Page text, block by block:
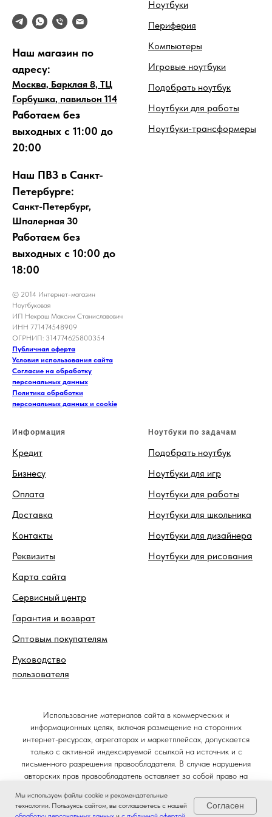
Наш магазин по
адресу:
Москва, Барклая 8, ТЦ
Горбушка, павильон 114
Работаем без
выходных с 11:00 до
20:00
Наш ПВЗ в Санкт-
Петербурге:
Санкт-Петербург,
Шпалерная 30
Работаем без
выходных с 10:00 до
18:00
© 2014 Интернет-магазин
Ноутбуковая
ИП Некраш Максим Станиславович
ИНН 771474548909
ОГРНИП: 314774625800354
Публичная оферта
Условия использования сайта
Согласие на обработку
персональных данных
Политика обработки
персональных данных и cookie
Ноутбуки
Периферия
Компьютеры
Игровые ноутбуки
Подобрать ноутбук
Ноутбуки для работы
Ноутбуки-трансформеры
Информация
Кредит
Бизнесу
Оплата
Доставка
Контакты
Реквизиты
Карта сайта
Сервисный центр
Гарантия и возврат
Оптовым покупателям
Руководство
пользователя
Ноутбуки по задачам
Подобрать ноутбук
Ноутбуки для игр
Ноутбуки для работы
Ноутбуки для школьника
Ноутбуки для дизайнера
Ноутбуки для рисования
Использование материалов сайта в коммерческих и
информационных целях, включая размещение на сторонних
интернет-ресурсах, агрегаторах и маркетплейсах, допускается
только с активной индексируемой ссылкой на источник и с
письменного разрешения правообладателя. В случае нарушения
авторских прав правообладатель оставляет за собой право на
компенсации в соответствии со статьёй 1301 Гражданского кодекса
Российской Федерации.
Мы используем файлы cookie и рекомендательные
технологии. Пользуясь сайтом, вы соглашаетесь с нашей
Согласен